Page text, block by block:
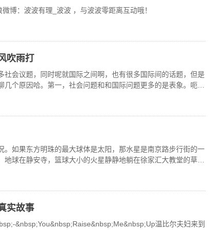
博：波波有理_波波 ，与波波零距离互动哦！
吹雨打
社会议题，同时呢就国际之间啊，也有很多国际间的话题，但是
个原因哈。第一，社会问题和和国际问题更多的是表象。呃，
是这个国际之
。如果东方明珠的最大球体是太阳，那水星是南京路步行街的一
球在静安寺，篮球大小的火星静静地躺在徐家汇大教堂的草坪
实故事
&nbsp;You&nbsp;Raise&nbsp;Me&nbsp;Up温比尔夫妇来到